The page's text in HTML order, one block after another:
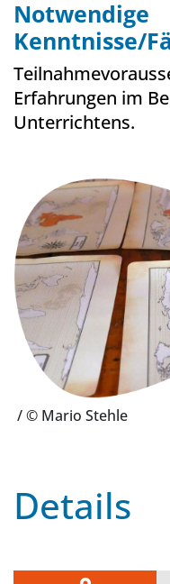
Notwendige
Kenntnisse/
Erfahrungen im
Unterrichtens.
/ © Mario Stehle
Details